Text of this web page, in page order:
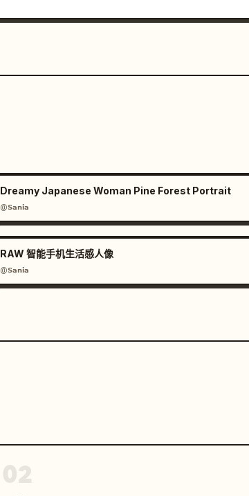
Dreamy Japanese Woman Pine Forest Portrait
@𝗦𝗮𝗻𝗶𝗮
RAW 智能手机生活感人像
@𝗦𝗮𝗻𝗶𝗮